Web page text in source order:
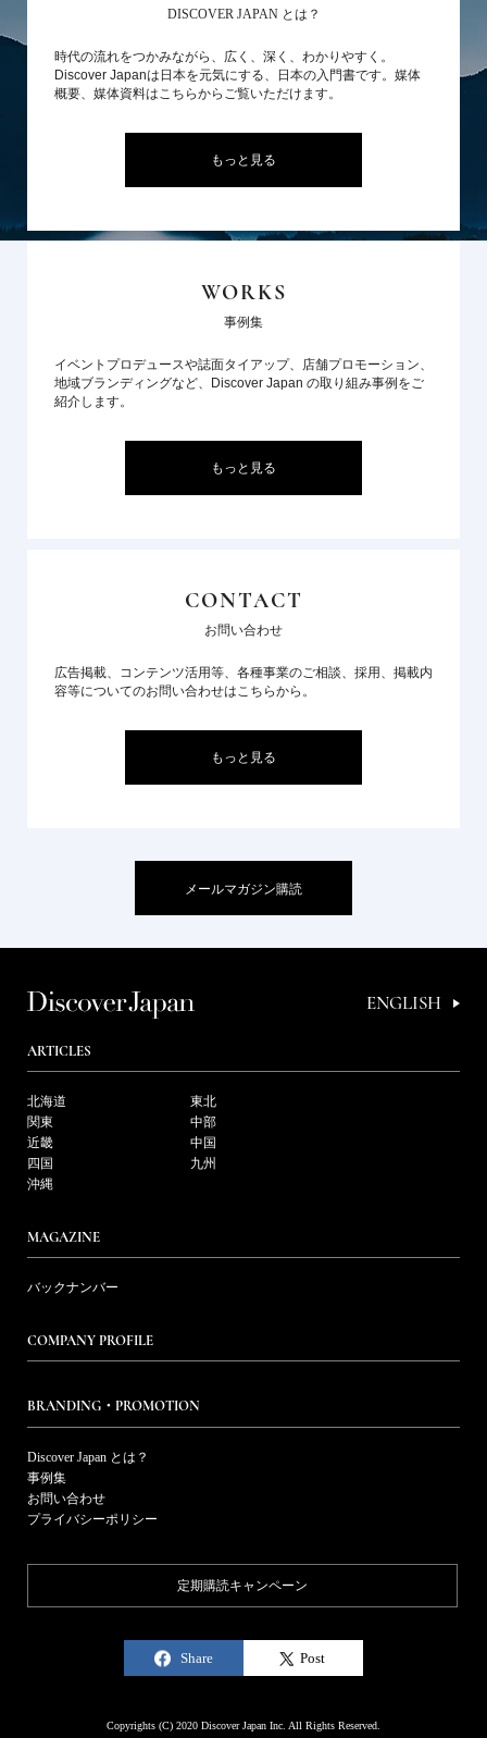
DISCOVER JAPAN とは？
時代の流れをつかみながら、広く、深く、わかりやすく。
Discover Japanは日本を元気にする、日本の入門書です。媒体
概要、媒体資料はこちらからご覧いただけます。
もっと見る
WORKS
事例集
イベントプロデュースや誌面タイアップ、店舗プロモーション、
地域ブランディングなど、Discover Japan の取り組み事例をご
紹介します。
もっと見る
CONTACT
お問い合わせ
広告掲載、コンテンツ活用等、各種事業のご相談、採用、掲載内
容等についてのお問い合わせはこちらから。
もっと見る
メールマガジン購読
ENGLISH
ARTICLES
北海道
東北
関東
中部
近畿
中国
四国
九州
沖縄
MAGAZINE
バックナンバー
COMPANY PROFILE
BRANDING・PROMOTION
Discover Japan とは？
事例集
お問い合わせ
プライバシーポリシー
定期購読キャンペーン
Share Post
Copyrights (C) 2020 Discover Japan Inc. All Rights Reserved.